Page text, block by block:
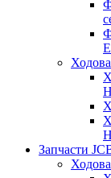
Запчасти